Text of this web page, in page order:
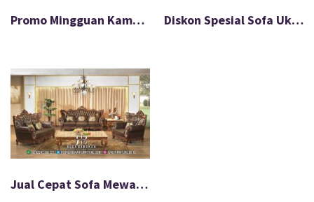
Promo Mingguan Kamar Tidur Mewah Paling Laku FS-585 Diskon Spesial Sofa Ukir Mewah Nyaman Dipakai FS-591
Jual Cepat Sofa Mewah Jepara Model Terbaru FS-592